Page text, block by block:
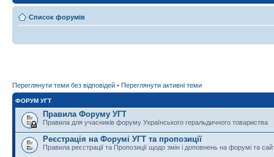
Список форумів
Переглянути теми без відповідей • Переглянути активні теми
ФОРУМ УГТ
Правила Форуму УГТ
Правила для учасників форуму Українського геральдичного товариства
Реєстрація на Форумі УГТ та пропозиції
Правила реєстрації та Пропозиції щодо змін і доповнень на форумі та